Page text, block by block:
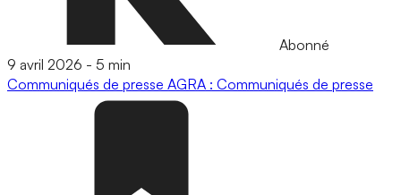
Abonné
9 avril 2026 - 5 min
Communiqués de presse AGRA : Communiqués de presse